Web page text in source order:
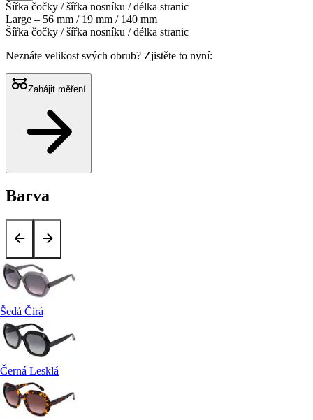
Šířka čočky / šířka nosníku / délka stranic
Large – 56 mm / 19 mm / 140 mm
Šířka čočky / šířka nosníku / délka stranic
Neznáte velikost svých obrub? Zjistěte to nyní:
Zahájit měření
Barva
Šedá Čirá
Černá Lesklá